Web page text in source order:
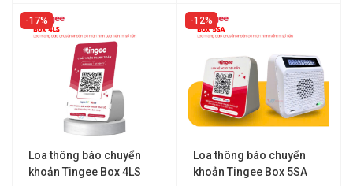
17%
Loa thông báo chuyển
khoản Tingee Box 4LS
12%
Loa thông báo chuyển
khoản Tingee Box 5SA